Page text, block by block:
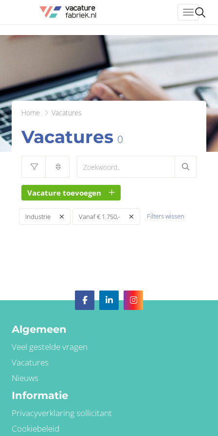
Home Vacatures
Vacatures 0
Vacature toevoegen
Industrie Vanaf € 1.750,- Filters wissen
Algemeen
Veel gestelde vragen
Vacatures
Nieuws
Informatie
Privacyverklaring sollicitant
Cookiebeleid